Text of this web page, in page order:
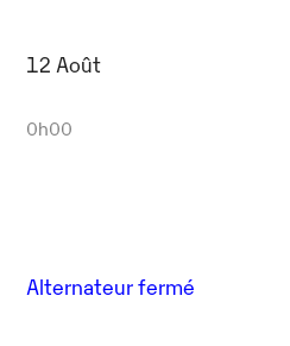
12 Août
0h00
Alternateur fermé